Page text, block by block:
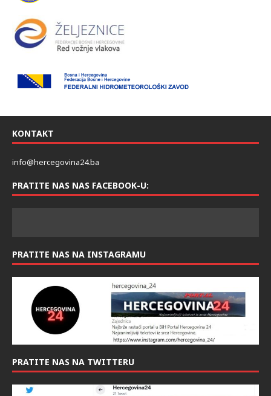
KONTAKT
info@hercegovina24.ba
PRATITE NAS NAS FACEBOOK-U:
PRATITE NAS NA INSTAGRAMU
PRATITE NAS NA TWITTERU